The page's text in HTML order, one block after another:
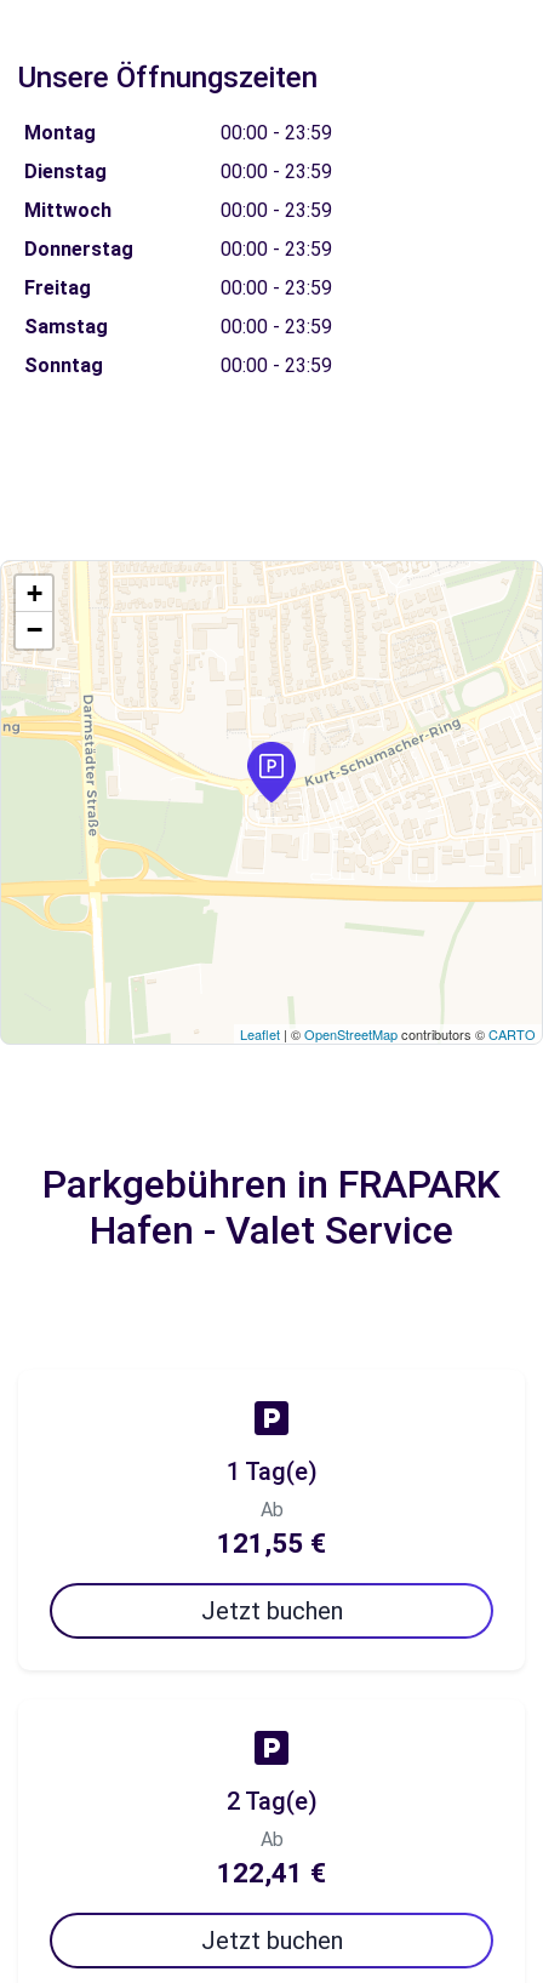
Unsere Öffnungszeiten
Montag
00:00 - 23:59
Dienstag
00:00 - 23:59
Mittwoch
00:00 - 23:59
Donnerstag
00:00 - 23:59
Freitag
00:00 - 23:59
Samstag
00:00 - 23:59
Sonntag
00:00 - 23:59
+
−
Leaflet | ©OpenStreetMapcontributors ©CARTO
Parkgebühren in FRAPARK
Hafen - Valet Service
1 Tag(e)
Ab
121,55 €
Jetzt buchen
2 Tag(e)
Ab
122,41 €
Jetzt buchen